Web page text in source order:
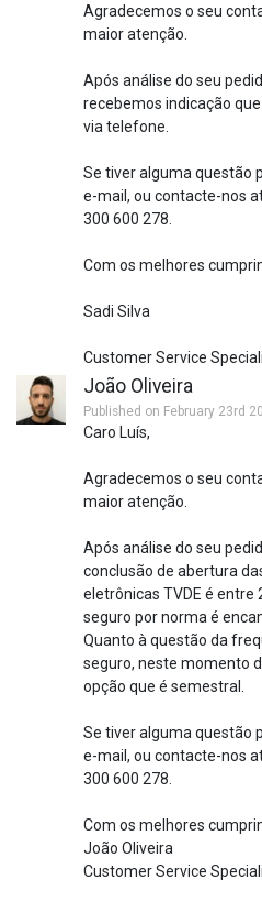
Agradecemos o seu
maior atenção.
Após análise do seu
recebemos indicação
via telefone.
Se tiver alguma questão
e-mail, ou contacte-nos
300 600 278.
Com os melhores
Sadi Silva
Customer Service
João Oliveira
Published on February 23rd
Caro Luís,
Agradecemos o seu
maior atenção.
Após análise do seu
conclusão de abertura
eletrônicas TVDE é entre
seguro por norma é
Quanto à questão da
seguro, neste momento
opção que é semestral.
Se tiver alguma questão
e-mail, ou contacte-nos
300 600 278.
Com os melhores
João Oliveira
Customer Service